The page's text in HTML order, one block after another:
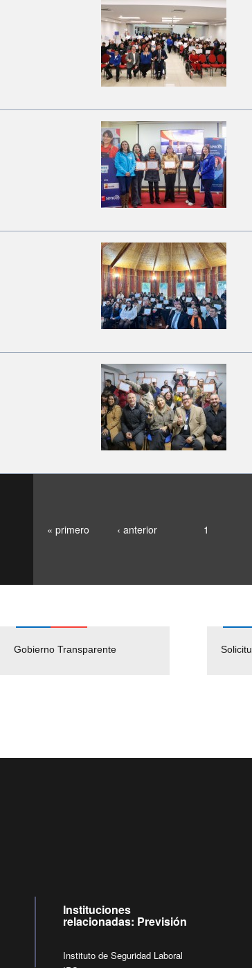
« primero ‹ anterior 1
Gobierno Transparente Pago Proveedores
Instituciones
relacionadas: Previsión
Instituto de Seguridad Laboral